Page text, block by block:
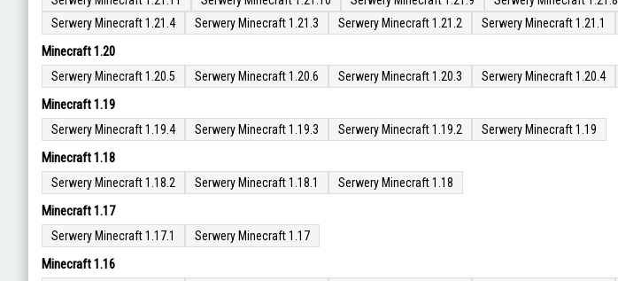
Serwery Minecraft 1.21.4
Serwery Minecraft 1.21.3 Serwery Minecraft 1.21.2 Serwery Minecraft 1.21.1
Minecraft 1.20
Serwery Minecraft 1.20.5 Serwery Minecraft 1.20.6 Serwery Minecraft 1.20.3 Serwery Minecraft 1.20.4
Minecraft 1.19
Serwery Minecraft 1.19.4 Serwery Minecraft 1.19.3 Serwery Minecraft 1.19.2 Serwery Minecraft 1.19
Minecraft 1.18
Serwery Minecraft 1.18.2 Serwery Minecraft 1.18.1 Serwery Minecraft 1.18
Minecraft 1.17
Serwery Minecraft 1.17.1 Serwery Minecraft 1.17
Minecraft 1.16